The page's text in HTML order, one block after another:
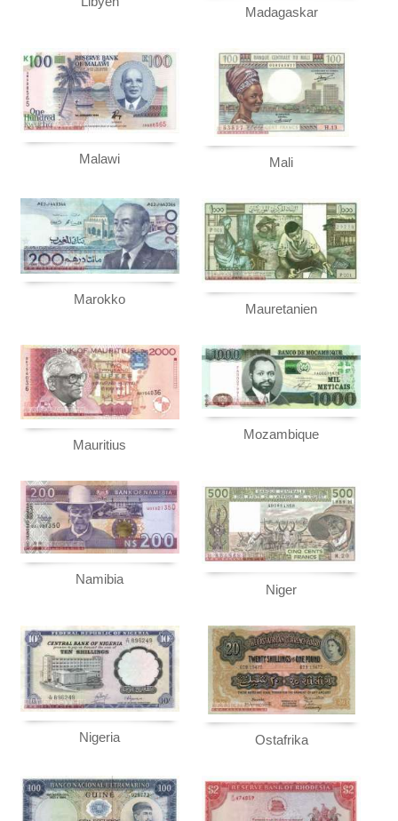
Madagaskar
Malawi Mali
Marokko
Mauretanien
Mauritius
Mozambique
Namibia
Niger
Nigeria Ostafrika